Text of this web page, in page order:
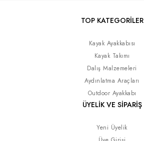
TOP KATEGORİLER
Kayak Ayakkabısı
Kayak Takımı
Dalış Malzemeleri
Aydınlatma Araçları
Outdoor Ayakkabı
ÜYELİK VE SİPARİŞ
Yeni Üyelik